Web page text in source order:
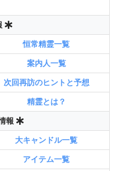
恒常精霊一覧
案内人一覧
次回再訪のヒントと予想
精霊とは？
報
大キャンドル一覧
アイテム一覧